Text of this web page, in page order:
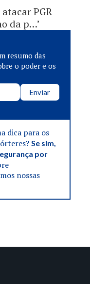
PGR
da p…’
resumo das
o poder e os
Enviar
dica para os
Se sim,
por
nossas